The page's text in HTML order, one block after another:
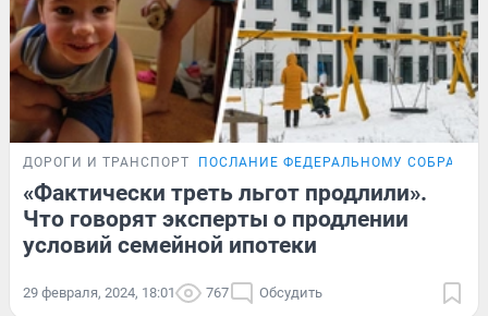
ДОРОГИ И ТРАНСПОРТ ПОСЛАНИЕ ФЕДЕРАЛЬНОМУ
«Фактически треть льгот продлили».
Что говорят эксперты о продлении
условий семейной ипотеки
29 февраля, 2024, 18:01 767 Обсудить